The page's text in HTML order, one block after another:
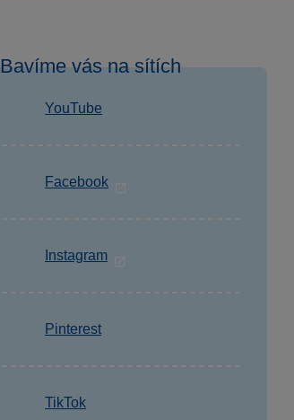
Bavíme vás na sítích
YouTube
Facebook
Instagram
Pinterest
TikTok